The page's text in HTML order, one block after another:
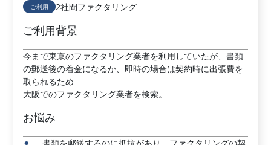
ご利用 2社間ファクタリング
ご利用背景
今まで東京のファクタリング業者を利用していたが、書類
の郵送後の着金になるか、即時の場合は契約時に出張費を
取られるため
大阪でのファクタリング業者を検索。
お悩み